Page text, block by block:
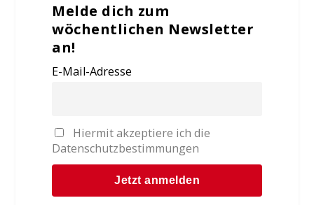
Melde dich zum
wöchentlichen Newsletter
an!
E-Mail-Adresse
Hiermit akzeptiere ich die
Datenschutzbestimmungen